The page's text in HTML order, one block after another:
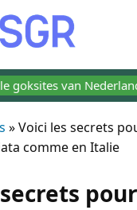
van Nederland 2026:
»Voici les secrets
comme en Italie